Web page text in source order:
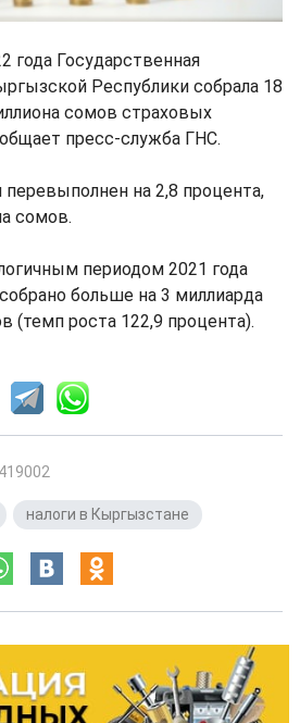
года Государственная
Республики собрала 18
сомов страховых
пресс-служба ГНС.
на 2,8 процента,
сомов.
периодом 2021 года
больше на 3 миллиарда
(темп роста 122,9 процента).
налоги в Кыргызстане